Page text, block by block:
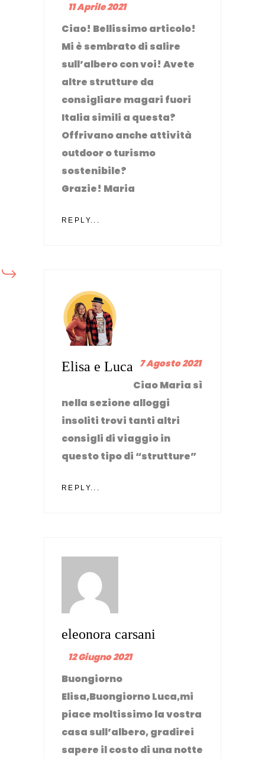
11 Aprile 2021
Ciao! Bellissimo articolo!
Mi è sembrato di salire
sull’albero con voi! Avete
altre strutture da
consigliare magari fuori
Italia simili a questa?
Offrivano anche attività
outdoor o turismo
sostenibile?
Grazie! Maria
REPLY...
Elisa e Luca 7 Agosto 2021
Ciao Maria sì
nella sezione alloggi
insoliti trovi tanti altri
consigli di viaggio in
questo tipo di “strutture”
REPLY...
eleonora carsani
12 Giugno 2021
Buongiorno
Elisa,Buongiorno Luca,mi
piace moltissimo la vostra
casa sull’albero, gradirei
sapere il costo di una notte